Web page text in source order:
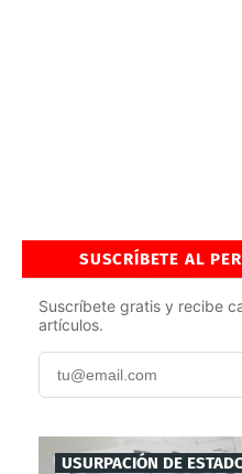
SUSCRÍBETE AL
Suscríbete gratis y recibe
artículos.
USURPACIÓN DE